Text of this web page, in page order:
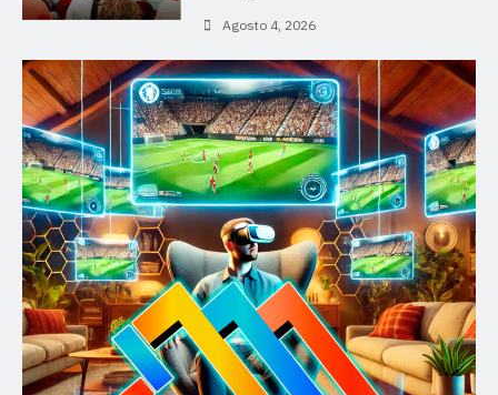
Agosto 4, 2026